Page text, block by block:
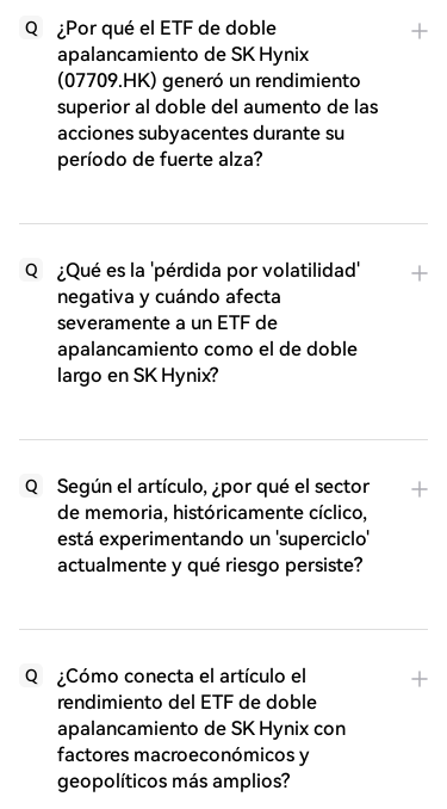
Q
¿Por qué el ETF de doble
apalancamiento de SK Hynix
(07709.HK) generó un rendimiento
superior al doble del aumento de las
acciones subyacentes durante su
período de fuerte alza?
Q
¿Qué es la 'pérdida por volatilidad'
negativa y cuándo afecta
severamente a un ETF de
apalancamiento como el de doble
largo en SK Hynix?
Q
Según el artículo, ¿por qué el sector
de memoria, históricamente cíclico,
está experimentando un 'superciclo'
actualmente y qué riesgo persiste?
Q
¿Cómo conecta el artículo el
rendimiento del ETF de doble
apalancamiento de SK Hynix con
factores macroeconómicos y
geopolíticos más amplios?